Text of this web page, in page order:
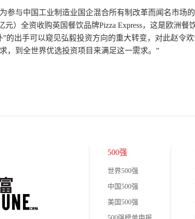
参与中国工业制造业国企混合所有制改革而闻名市场
元）全资收购英国餐饮品牌Pizza Express，这是欧洲餐
”的出手可以窥见弘毅投资方向的重大转变，对此赵令
，到全世界优选投资项目来满足这一需求。”
500强
世界500强
中国500强
美国500强